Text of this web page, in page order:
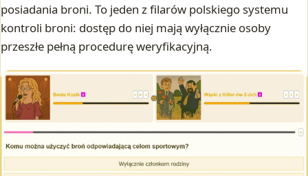
posiadania broni. To jeden z filarów polskiego systemu
kontroli broni: dostęp do niej mają wyłącznie osoby
przeszłe pełną procedurę weryfikacyjną.